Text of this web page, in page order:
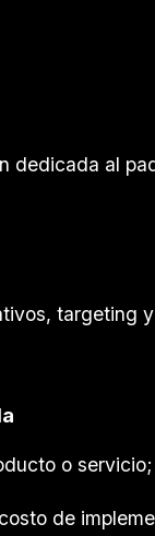
dedicada al
targeting
o
de